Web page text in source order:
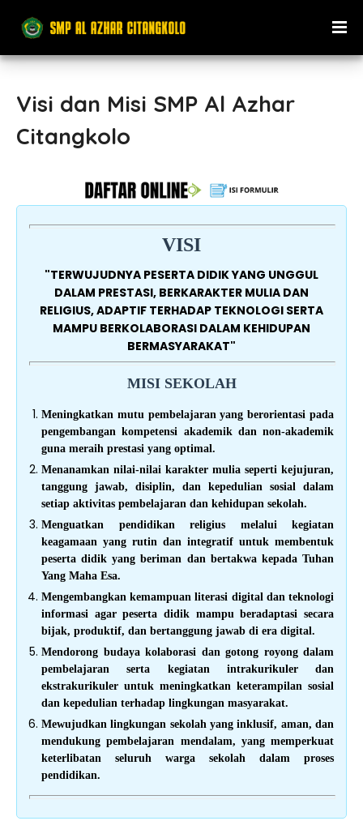
Visi dan Misi SMP Al Azhar
Citangkolo
VISI
"TERWUJUDNYA PESERTA DIDIK YANG UNGGUL
DALAM PRESTASI, BERKARAKTER MULIA DAN
RELIGIUS, ADAPTIF TERHADAP TEKNOLOGI SERTA
MAMPU BERKOLABORASI DALAM KEHIDUPAN
BERMASYARAKAT"
MISI SEKOLAH
Meningkatkan mutu pembelajaran yang berorientasi pada
pengembangan kompetensi akademik dan non-akademik
guna meraih prestasi yang optimal.
Menanamkan nilai-nilai karakter mulia seperti kejujuran,
tanggung jawab, disiplin, dan kepedulian sosial dalam
setiap aktivitas pembelajaran dan kehidupan sekolah.
Menguatkan pendidikan religius melalui kegiatan
keagamaan yang rutin dan integratif untuk membentuk
peserta didik yang beriman dan bertakwa kepada Tuhan
Yang Maha Esa.
Mengembangkan kemampuan literasi digital dan teknologi
informasi agar peserta didik mampu beradaptasi secara
bijak, produktif, dan bertanggung jawab di era digital.
Mendorong budaya kolaborasi dan gotong royong dalam
pembelajaran serta kegiatan intrakurikuler dan
ekstrakurikuler untuk meningkatkan keterampilan sosial
dan kepedulian terhadap lingkungan masyarakat.
Mewujudkan lingkungan sekolah yang inklusif, aman, dan
mendukung pembelajaran mendalam, yang memperkuat
keterlibatan seluruh warga sekolah dalam proses
pendidikan.